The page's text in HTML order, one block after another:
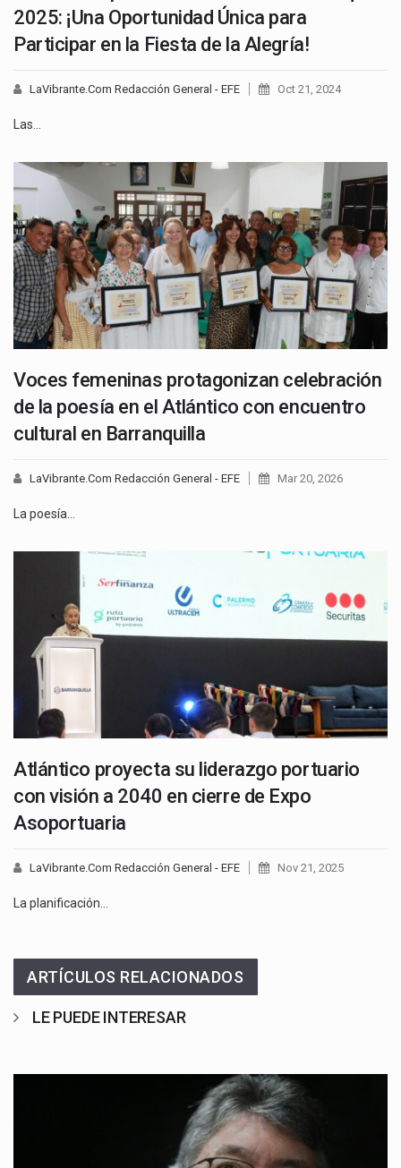
2025: ¡Una Oportunidad Única para
Participar en la Fiesta de la Alegría!
LaVibrante.Com Redacción General - EFE Oct 21, 2024
Las…
Voces femeninas protagonizan celebración
de la poesía en el Atlántico con encuentro
cultural en Barranquilla
LaVibrante.Com Redacción General - EFE Mar 20, 2026
La poesía…
Atlántico proyecta su liderazgo portuario
con visión a 2040 en cierre de Expo
Asoportuaria
LaVibrante.Com Redacción General - EFE Nov 21, 2025
La planificación…
ARTÍCULOS RELACIONADOS
LE PUEDE INTERESAR